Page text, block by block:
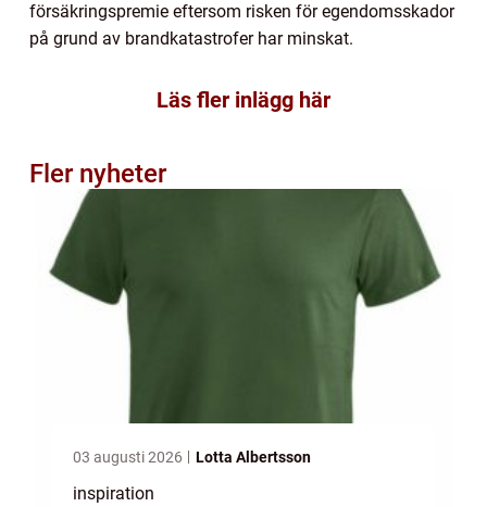
försäkringspremie eftersom risken för egendomsskador
på grund av brandkatastrofer har minskat.
Läs fler inlägg här
Fler nyheter
03 augusti 2026 Lotta Albertsson
inspiration